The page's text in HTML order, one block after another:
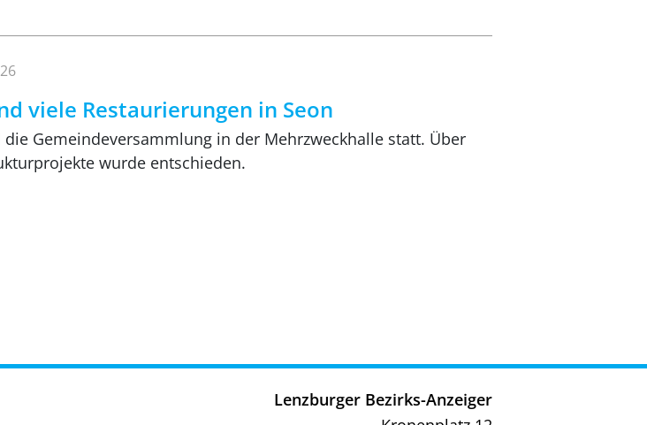
viele Restaurierungen in Seon
die Gemeindeversammlung in der Mehrzweckhalle statt. Über
wurde entschieden.
Lenzburger Bezirks-Anzeiger